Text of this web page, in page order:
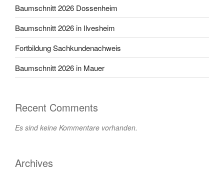
Baumschnitt 2026 Dossenheim
Baumschnitt 2026 in Ilvesheim
Fortbildung Sachkundenachweis
Baumschnitt 2026 in Mauer
Recent Comments
Es sind keine Kommentare vorhanden.
Archives